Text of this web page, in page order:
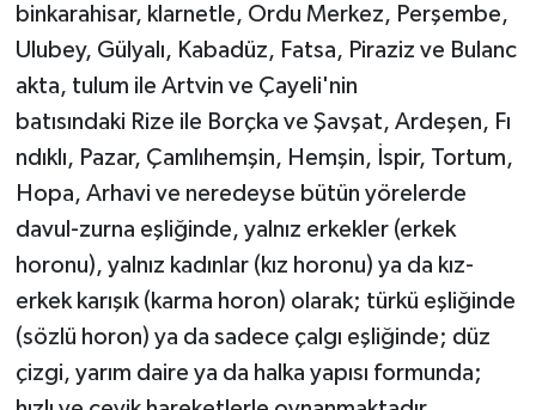
binkarahisar, klarnetle, Ordu Merkez, Perşembe,
Ulubey, Gülyalı, Kabadüz, Fatsa, Piraziz ve Bulanc
akta, tulum ile Artvin ve Çayeli'nin
batısındaki Rize ile Borçka ve Şavşat, Ardeşen, Fı
ndıklı, Pazar, Çamlıhemşin, Hemşin, İspir, Tortum,
Hopa, Arhavi ve neredeyse bütün yörelerde
davul-zurna eşliğinde, yalnız erkekler (erkek
horonu), yalnız kadınlar (kız horonu) ya da kız-
erkek karışık (karma horon) olarak; türkü eşliğinde
(sözlü horon) ya da sadece çalgı eşliğinde; düz
çizgi, yarım daire ya da halka yapısı formunda;